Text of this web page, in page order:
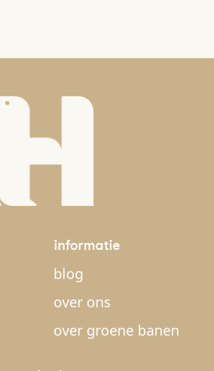
informatie
blog
over ons
over groene banen